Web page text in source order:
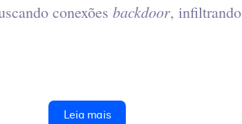
conexões backdoor,
Leia mais